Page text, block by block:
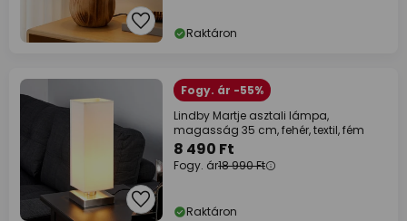
Raktáron
Fogy. ár -55%
Lindby Martje asztali lámpa,
magasság 35 cm, fehér, textil, fém
8 490 Ft
Fogy. ár18 990 Ft
Raktáron